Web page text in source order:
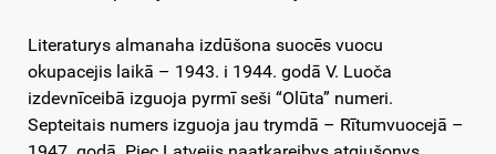
Literaturys almanaha izdūšona suocēs vuocu
okupacejis laikā – 1943. i 1944. godā V. Luoča
izdevnīceibā izguoja pyrmī seši “Olūta” numeri.
Septeitais numers izguoja jau trymdā – Rītumvuocejā –